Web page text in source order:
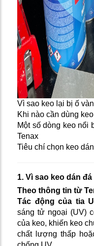
Vì sao keo lại bị ố
Khi nào cần dùng
Một số dòng keo nổi
Tenax
Tiêu chí chọn keo
1. Vì sao keo dán
Theo thông tin từ
Tác động của tia
sáng tử ngoại (UV)
của keo, khiến keo
chất lượng thấp